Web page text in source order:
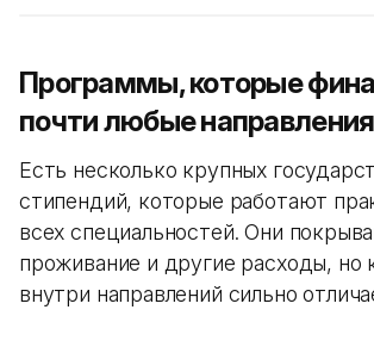
Программы, которые
почти любые направления
Есть несколько крупных
стипендий, которые работают
всех специальностей. Они
проживание и другие расходы, но
внутри направлений сильно